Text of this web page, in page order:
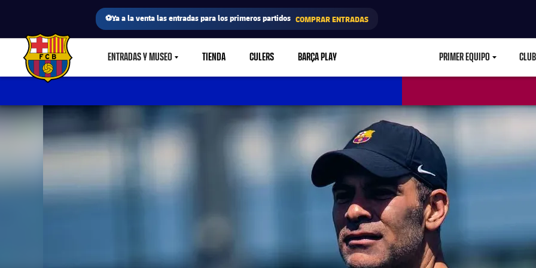
⚽Ya a la venta las entradas para los primeros partidos COMPRAR ENTRADAS
FC Barcelona club badge ENTRADAS Y MUSEOLABEL.SHARE.CARETDOWN
TIENDA CULERS BARÇA PLAY PRIMER EQUIPO CLUB